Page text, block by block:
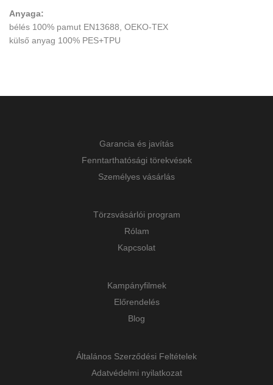
Anyaga:
bélés 100% pamut EN13688, OEKO-TEX
külső anyag 100% PES+TPU
Garancia és javítás
Fenntarthatósági törekvések
Személyes vásárlás
Törzsvásárlói program
Rólam
Kapcsolat
Kampányfilmek
Előrendelés
Blog
Általános Szerződési Feltételek
Adatvédelmi nyilatkozat